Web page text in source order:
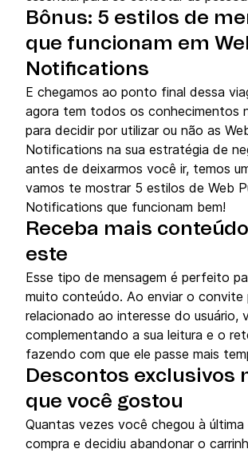
Bônus: 5 estilos de
que funcionam em
Notifications
E chegamos ao ponto final dessa
agora tem todos os conhecimentos
para decidir por utilizar ou não as
Notifications na sua estratégia de
antes de deixarmos você ir, temos
vamos te mostrar 5 estilos de Web
Notifications que funcionam bem!
Receba mais
este
Esse tipo de mensagem é perfeito
muito conteúdo. Ao enviar o convite
relacionado ao interesse do usuário,
complementando a sua leitura e o
fazendo com que ele passe mais
Descontos exclusivos
que você gostou
Quantas vezes você chegou à
compra e decidiu abandonar o